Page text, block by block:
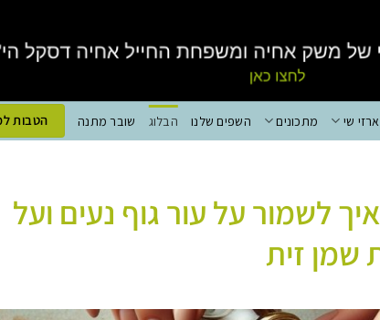
שי מתכונים השפים שלנו הבלוג שובר מתנה הטבות
לשמור על עור גוף נעים ועל
שמן זית